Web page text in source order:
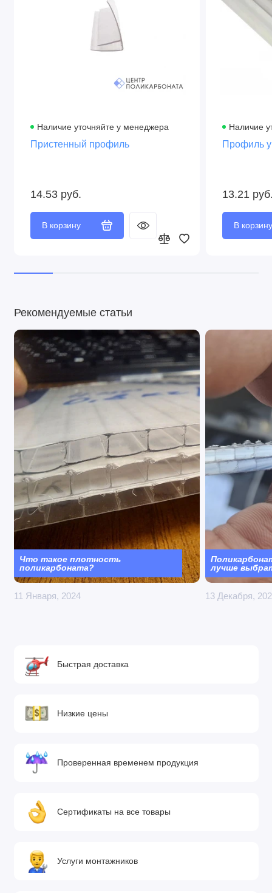
Наличие уточняйте у менеджера
Пристенный профиль
14.53 руб.
В корзину
Наличие
Профиль
13.21
В корзину
Рекомендуемые статьи
Что такое плотность
поликарбоната?
11 Января, 2024
лучше
13 Декабря,
Быстрая доставка
Низкие цены
Проверенная временем продукция
Сертификаты на все товары
Услуги монтажников